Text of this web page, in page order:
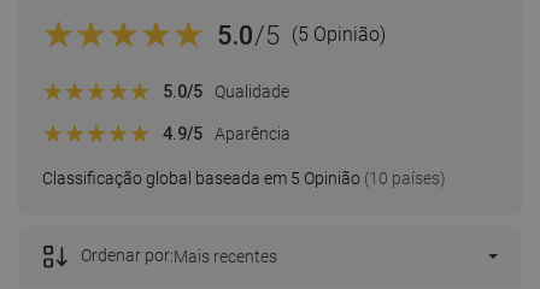
5.0/5 (5 Opinião)
Classificação global baseada em 5 Opinião (10 países)
5.0/5 Qualidade
4.9/5 Aparência
Ordenar por:Mais recentes